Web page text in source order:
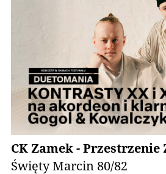
CK Zamek - Przestrzenie
Święty Marcin 80/82